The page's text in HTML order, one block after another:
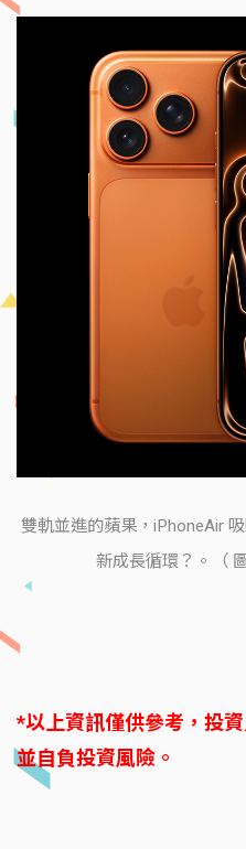
雙軌並進的蘋果，iPhoneAir
新成長循環？。（
*以上資訊僅供參考，投
並自負投資風險。